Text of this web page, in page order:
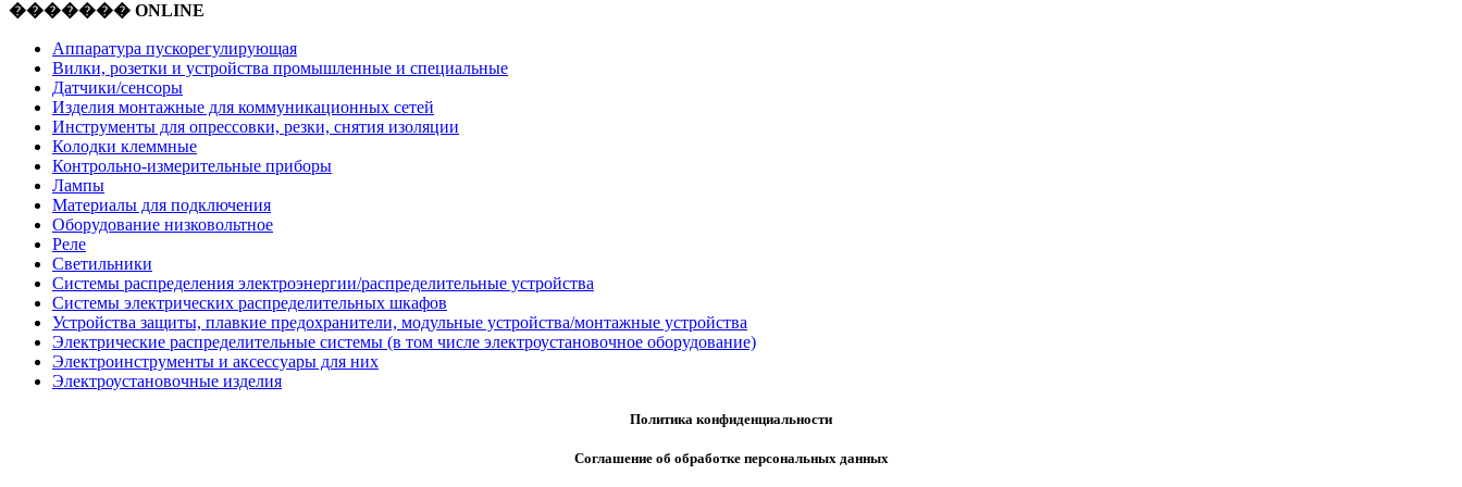
������� ONLINE
Аппаратура пускорегулирующая
Вилки, розетки и устройства промышленные и специальные
Датчики/сенсоры
Изделия монтажные для коммуникационных сетей
Инструменты для опрессовки, резки, снятия изоляции
Колодки клеммные
Контрольно-измерительные приборы
Лампы
Материалы для подключения
Оборудование низковольтное
Реле
Светильники
Системы распределения электроэнергии/распределительные устройства
Системы электрических распределительных шкафов
Устройства защиты, плавкие предохранители, модульные устройства/монтажные устройства
Электрические распределительные системы (в том числе электроустановочное оборудование)
Электроинструменты и аксессуары для них
Электроустановочные изделия
Политика конфиденциальности
Соглашение об обработке персональных данных